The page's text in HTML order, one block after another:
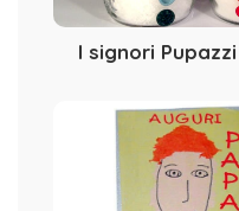
I signori